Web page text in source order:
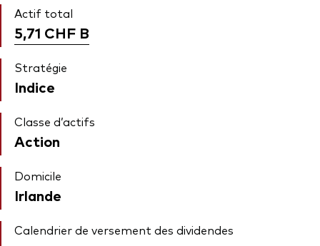
Actif total
5,71 CHF B
Stratégie
Indice
Classe d’actifs
Action
Domicile
Irlande
Calendrier de versement des dividendes